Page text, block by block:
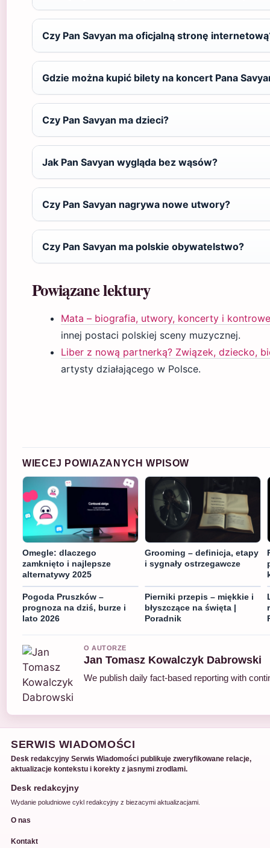
Czy Pan Savyan ma oficjalną stronę
Gdzie można kupić bilety na koncert Pana
Czy Pan Savyan ma dzieci?
Jak Pan Savyan wygląda bez wąsów?
Czy Pan Savyan nagrywa nowe utwory?
Czy Pan Savyan ma polskie obywatelstwo?
Powiązane lektury
Mata – biografia, utwory, koncerty i
innej postaci polskiej sceny muzycznej.
Liber z nową partnerką? Związek, dziecko,
artysty działającego w Polsce.
WIECEJ POWIAZANYCH WPISOW
Omegle: dlaczego
zamknięto i najlepsze
alternatywy 2025
Grooming – definicja, etapy
i sygnały ostrzegawcze
Pogoda Pruszków –
prognoza na dziś, burze i
lato 2026
Pierniki przepis – miękkie i
błyszczące na święta |
Poradnik
O AUTORZE
Jan Tomasz Kowalczyk Dabrowski
We publish daily fact-based reporting with
SERWIS WIADOMOŚCI
Desk redakcyjny Serwis Wiadomości publikuje zweryfikowane relacje,
aktualizacje kontekstu i korekty z jasnymi zrodlami.
Desk redakcyjny
Wydanie poludniowe cykl redakcyjny z biezacymi aktualizacjami.
O nas
Kontakt